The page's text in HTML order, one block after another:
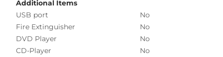
Additional Items
USB port
No
Fire Extinguisher
No
DVD Player
No
CD-Player
No